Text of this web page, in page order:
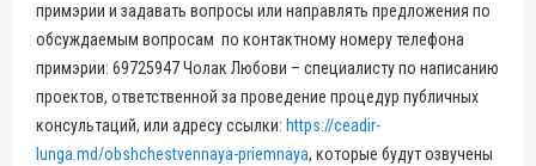
примэрии и задавать вопросы или направлять предложения по
обсуждаемым вопросам по контактному номеру телефона
примэрии: 69725947 Чолак Любови – специалисту по написанию
проектов, ответственной за проведение процедур публичных
консультаций, или адресу ссылки: https://ceadir-
lunga.md/obshchestvennaya-priemnaya, которые будут озвучены